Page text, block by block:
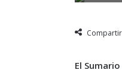
Compartir
El Sumario